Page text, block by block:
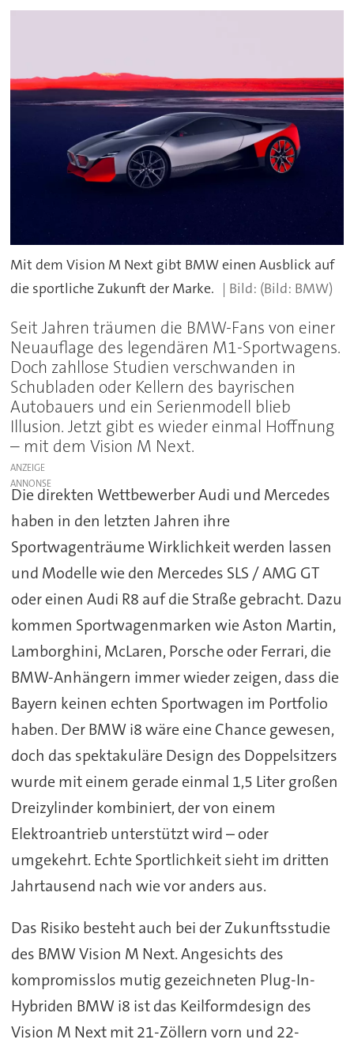
Mit dem Vision M Next gibt BMW einen Ausblick auf
die sportliche Zukunft der Marke.
(Bild: BMW)
Seit Jahren träumen die BMW-Fans von einer
Neuauflage des legendären M1-Sportwagens.
Doch zahllose Studien verschwanden in
Schubladen oder Kellern des bayrischen
Autobauers und ein Serienmodell blieb
Illusion. Jetzt gibt es wieder einmal Hoffnung
– mit dem Vision M Next.
ANZEIGE
Die direkten Wettbewerber Audi und Mercedes
haben in den letzten Jahren ihre
Sportwagenträume Wirklichkeit werden lassen
und Modelle wie den Mercedes SLS / AMG GT
oder einen Audi R8 auf die Straße gebracht. Dazu
kommen Sportwagenmarken wie Aston Martin,
Lamborghini, McLaren, Porsche oder Ferrari, die
BMW-Anhängern immer wieder zeigen, dass die
Bayern keinen echten Sportwagen im Portfolio
haben. Der BMW i8 wäre eine Chance gewesen,
doch das spektakuläre Design des Doppelsitzers
wurde mit einem gerade einmal 1,5 Liter großen
Dreizylinder kombiniert, der von einem
Elektroantrieb unterstützt wird – oder
umgekehrt. Echte Sportlichkeit sieht im dritten
Jahrtausend nach wie vor anders aus.
Das Risiko besteht auch bei der Zukunftsstudie
des BMW Vision M Next. Angesichts des
kompromisslos mutig gezeichneten Plug-In-
Hybriden BMW i8 ist das Keilformdesign des
Vision M Next mit 21-Zöllern vorn und 22-